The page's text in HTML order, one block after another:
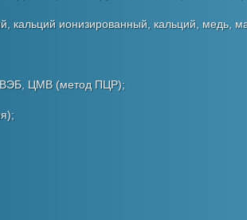
кальций ионизированный, кальций, медь,
ВЭБ, ЦМВ (метод ПЦР);